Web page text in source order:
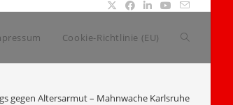
Cookie-Richtlinie (EU) Website-
gegen Altersarmut – Mahnwache Karlsruhe